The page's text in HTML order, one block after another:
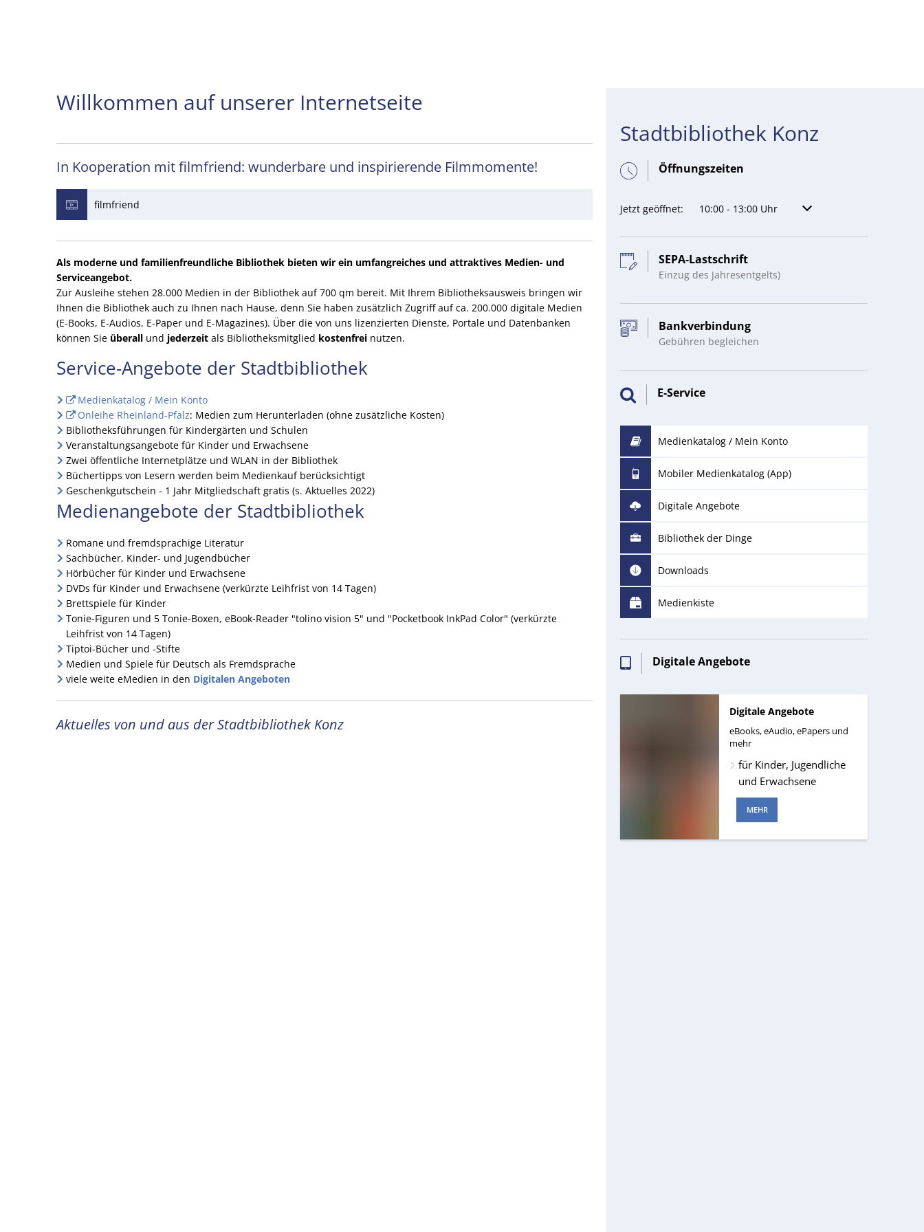
Willkommen auf unserer Internetseite
In Kooperation mit filmfriend: wunderbare und inspirierende Filmmomente!
filmfriend
Als moderne und familienfreundliche Bibliothek bieten wir ein umfangreiches und attraktives Medien- und
Serviceangebot.
Zur Ausleihe stehen 28.000 Medien in der Bibliothek auf 700 qm bereit. Mit Ihrem Bibliotheksausweis bringen wir
Ihnen die Bibliothek auch zu Ihnen nach Hause, denn Sie haben zusätzlich Zugriff auf ca. 200.000 digitale Medien
(E-Books, E-Audios, E-Paper und E-Magazines). Über die von uns lizenzierten Dienste, Portale und Datenbanken
können Sie überall und jederzeit als Bibliotheksmitglied kostenfrei nutzen.
Service-Angebote der Stadtbibliothek
Medienkatalog / Mein Konto
Onleihe Rheinland-Pfalz: Medien zum Herunterladen (ohne zusätzliche Kosten)
Bibliotheksführungen für Kindergärten und Schulen
Veranstaltungsangebote für Kinder und Erwachsene
Zwei öffentliche Internetplätze und WLAN in der Bibliothek
Büchertipps von Lesern werden beim Medienkauf berücksichtigt
Geschenkgutschein - 1 Jahr Mitgliedschaft gratis (s. Aktuelles 2022)
Medienangebote der Stadtbibliothek
Romane und fremdsprachige Literatur
Sachbücher, Kinder- und Jugendbücher
Hörbücher für Kinder und Erwachsene
DVDs für Kinder und Erwachsene (verkürzte Leihfrist von 14 Tagen)
Brettspiele für Kinder
Tonie-Figuren und 5 Tonie-Boxen, eBook-Reader "tolino vision 5" und "Pocketbook InkPad Color" (verkürzte
Leihfrist von 14 Tagen)
Tiptoi-Bücher und -Stifte
Medien und Spiele für Deutsch als Fremdsprache
viele weite eMedien in den Digitalen Angeboten
Aktuelles von und aus der Stadtbibliothek Konz
Stadtbibliothek Konz
Öffnungszeiten
Klicken, um weitere Öffnungs- oder Schließzeiten auszublenden
Jetzt geöffnet: 10:00 - 13:00 Uhr Von 10:00 bis 13:00 Uhr
SEPA-Lastschrift
Einzug des Jahresentgelts)
Bankverbindung
Gebühren begleichen
E-Service
Medienkatalog / Mein Konto
Mobiler Medienkatalog (App)
Digitale Angebote
Bibliothek der Dinge
Downloads
Medienkiste
Digitale Angebote
Digitale Angebote
eBooks, eAudio, ePapers und
mehr
für Kinder, Jugendliche
und Erwachsene
MEHR